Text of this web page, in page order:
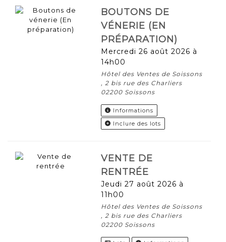
BOUTONS DE
VÉNERIE (EN
PRÉPARATION)
mercredi 26 août 2026 à
14h00
Hôtel des Ventes de Soissons
, 2 bis rue des Charliers
02200 Soissons
Informations
Inclure des lots
VENTE DE
RENTRÉE
jeudi 27 août 2026 à
11h00
Hôtel des Ventes de Soissons
, 2 bis rue des Charliers
02200 Soissons